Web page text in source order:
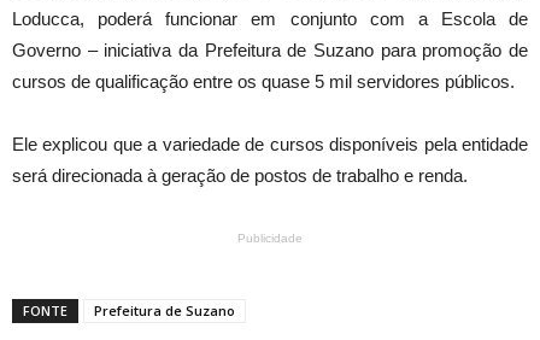
Loducca, poderá funcionar em conjunto com a Escola de
Governo – iniciativa da Prefeitura de Suzano para promoção de
cursos de qualificação entre os quase 5 mil servidores públicos.
Ele explicou que a variedade de cursos disponíveis pela entidade
será direcionada à geração de postos de trabalho e renda.
Publicidade
FONTE Prefeitura de Suzano